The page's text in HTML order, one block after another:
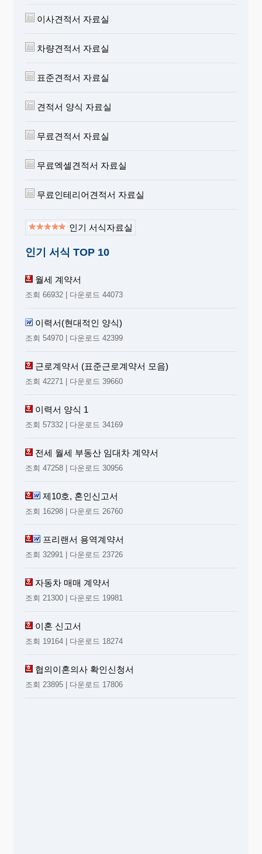
이사견적서 자료실
차량견적서 자료실
표준견적서 자료실
견적서 양식 자료실
무료견적서 자료실
무료엑셀견적서 자료실
무료인테리어견적서 자료실
인기 서식자료실
인기 서식 TOP 10
월세 계약서
조회 66932 | 다운로드 44073
이력서(현대적인 양식)
조회 54970 | 다운로드 42399
근로계약서 (표준근로계약서 모음)
조회 42271 | 다운로드 39660
이력서 양식 1
조회 57332 | 다운로드 34169
전세 월세 부동산 임대차 계약서
조회 47258 | 다운로드 30956
제10호, 혼인신고서
조회 16298 | 다운로드 26760
프리랜서 용역계약서
조회 32991 | 다운로드 23726
자동차 매매 계약서
조회 21300 | 다운로드 19981
이혼 신고서
조회 19164 | 다운로드 18274
협의이혼의사 확인신청서
조회 23895 | 다운로드 17806